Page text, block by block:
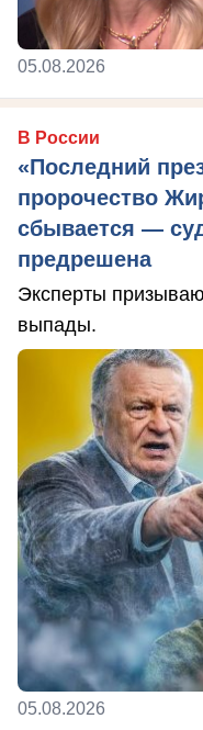
05.08.2026
В России
«Последний
пророчество
сбывается —
предрешена
Эксперты
выпады.
05.08.2026